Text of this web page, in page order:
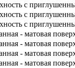
с
с
с
- матовая
- матовая
- матовая
- матовая